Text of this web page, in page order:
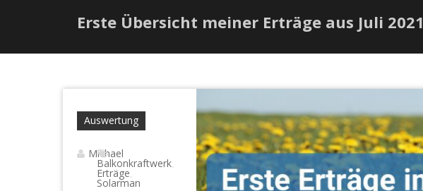
Erste Übersicht meiner Erträge aus Juli 2021
Auswertung
Michael
Balkonkraftwerk,
Erträge
Solarman